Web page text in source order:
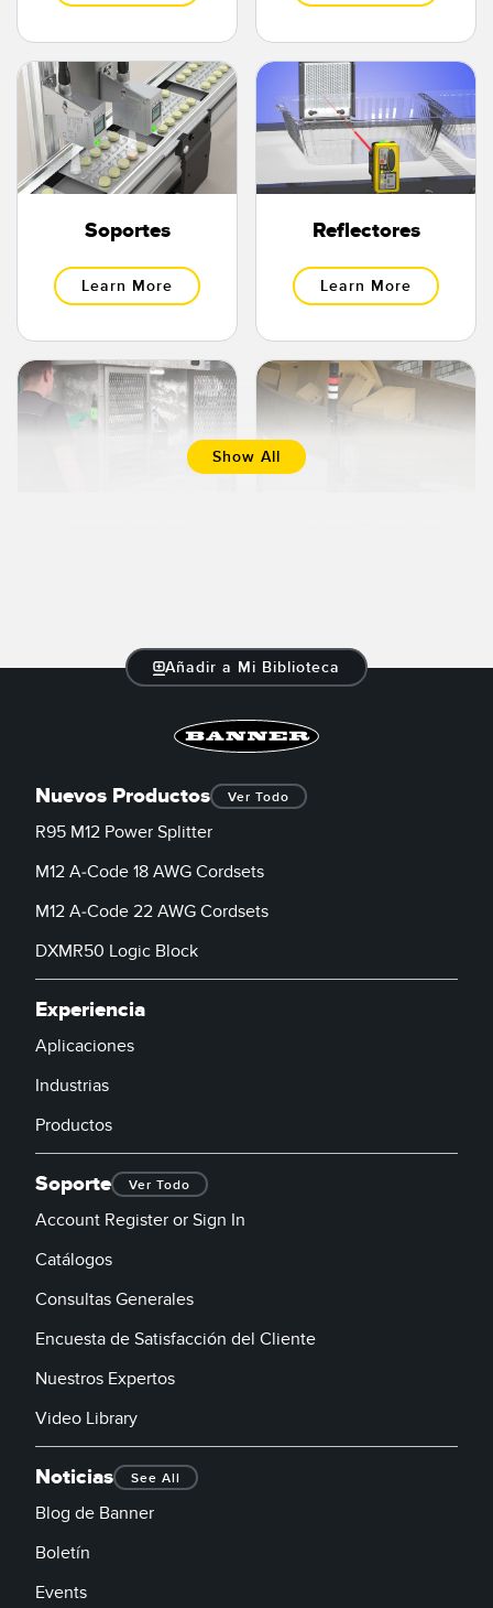
Banner Measurement Sensor Software
Software de Configuración para Sensor GUI
TECNOLOGÍA
Soportes
Learn More
Reflectores
Learn More
Show All
Añadir a Mi Biblioteca
Nuevos Productos Ver Todo
R95 M12 Power Splitter
M12 A-Code 18 AWG Cordsets
M12 A-Code 22 AWG Cordsets
DXMR50 Logic Block
Experiencia
Aplicaciones
Industrias
Productos
Soporte Ver Todo
Account Register or Sign In
Catálogos
Consultas Generales
Encuesta de Satisfacción del Cliente
Nuestros Expertos
Video Library
Noticias See All
Blog de Banner
Boletín
Events